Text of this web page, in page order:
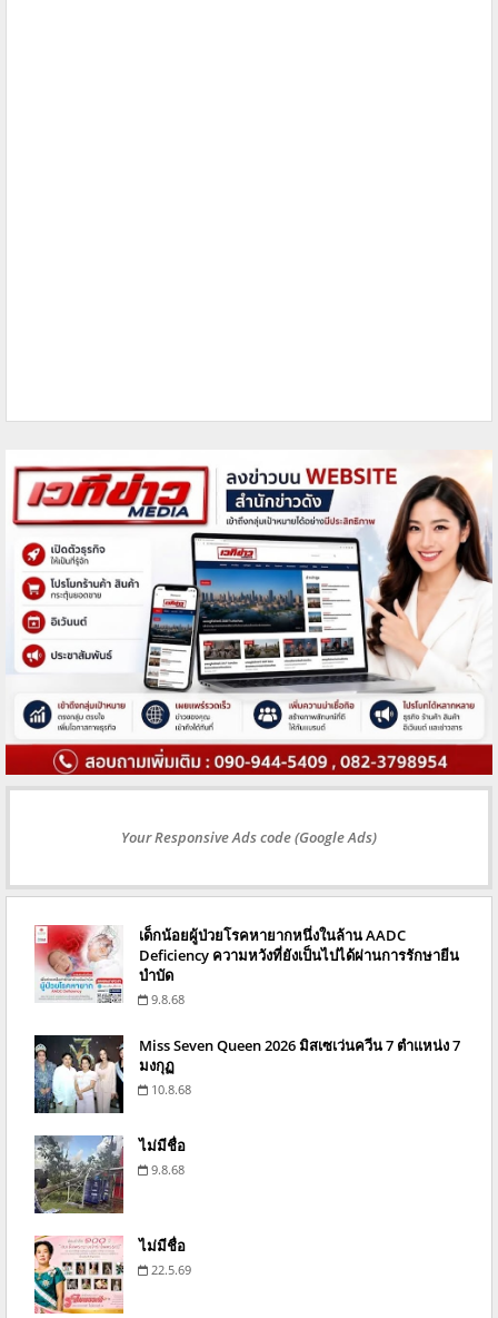
Your Responsive Ads code (Google Ads)
เด็กน้อยผู้ป่วยโรคหายากหนึ่งในล้าน AADC
Deficiency ความหวังที่ยังเป็นไปได้ผ่านการรักษายีน
บำบัด
9.8.68
Miss Seven Queen 2026 มิสเซเว่นควีน 7 ตำแหน่ง 7
มงกุฏ
10.8.68
ไม่มีชื่อ
9.8.68
ไม่มีชื่อ
22.5.69